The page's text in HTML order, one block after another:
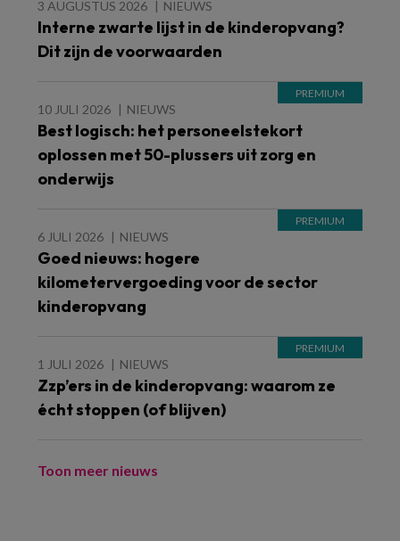
3 AUGUSTUS 2026 NIEUWS
Interne zwarte lijst in de kinderopvang?
Dit zijn de voorwaarden
10 JULI 2026 NIEUWS
Best logisch: het personeelstekort
oplossen met 50-plussers uit zorg en
onderwijs
6 JULI 2026 NIEUWS
Goed nieuws: hogere
kilometervergoeding voor de sector
kinderopvang
1 JULI 2026 NIEUWS
Zzp’ers in de kinderopvang: waarom ze
écht stoppen (of blijven)
Toon meer nieuws